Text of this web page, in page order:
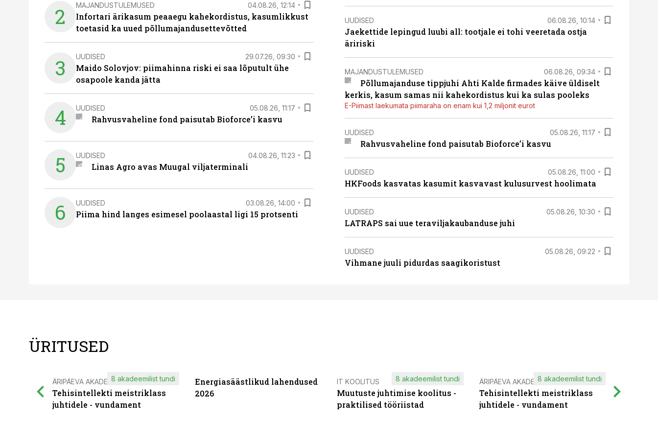
2 MAJANDUSTULEMUSED 04.08.26, 12:14
Infortari ärikasum peaaegu kahekordistus, kasumlikkust
toetasid ka uued põllumajandusettevõtted
3 UUDISED 29.07.26, 09:30
Maido Solovjov: piimahinna riski ei saa lõputult ühe
osapoole kanda jätta
4 UUDISED 05.08.26, 11:17
Rahvusvaheline fond paisutab Bioforce’i kasvu
5 UUDISED 04.08.26, 11:23
Linas Agro avas Muugal viljaterminali
6 UUDISED 03.08.26, 14:00
Piima hind langes esimesel poolaastal ligi 15 protsenti
UUDISED 06.08.26, 10:14
Jaekettide lepingud luubi all: tootjale ei tohi veeretada ostja
äririski
MAJANDUSTULEMUSED 06.08.26, 09:34
Põllumajanduse tippjuhi Ahti Kalde firmades käive üldiselt
kerkis, kasum samas nii kahekordistus kui ka sulas pooleks
E-Piimast laekumata piimaraha on enam kui 1,2 miljonit eurot
UUDISED 05.08.26, 11:17
Rahvusvaheline fond paisutab Bioforce’i kasvu
UUDISED 05.08.26, 11:00
HKFoods kasvatas kasumit kasvavast kulusurvest hoolimata
UUDISED 05.08.26, 10:30
LATRAPS sai uue teraviljakaubanduse juhi
UUDISED 05.08.26, 09:22
Vihmane juuli pidurdas saagikoristust
ÜRITUSED
ÄRIPÄEVA AKADEEMIA
Tehisintellekti meistriklass
juhtidele - vundament
8 akadeemilist tundi
Energiasäästlikud lahendused
2026
IT KOOLITUS
Muutuste juhtimise koolitus -
praktilised tööriistad
8 akadeemilist tundi ÄRIPÄEVA AKADEEMIA
Tehisintellekti meistriklass
juhtidele - vundament
8 akadeemilist tundi